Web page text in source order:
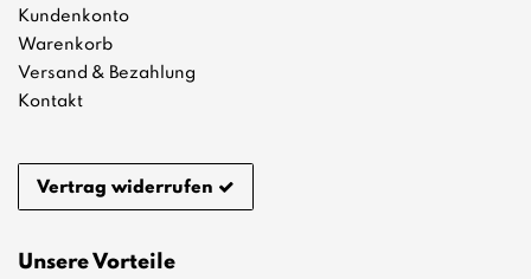
Kundenkonto
Warenkorb
Versand & Bezahlung
Kontakt
Vertrag widerrufen
Unsere Vorteile